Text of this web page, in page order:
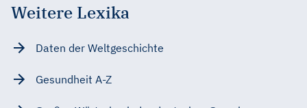
Weitere Lexika
Daten der Weltgeschichte
Gesundheit A-Z